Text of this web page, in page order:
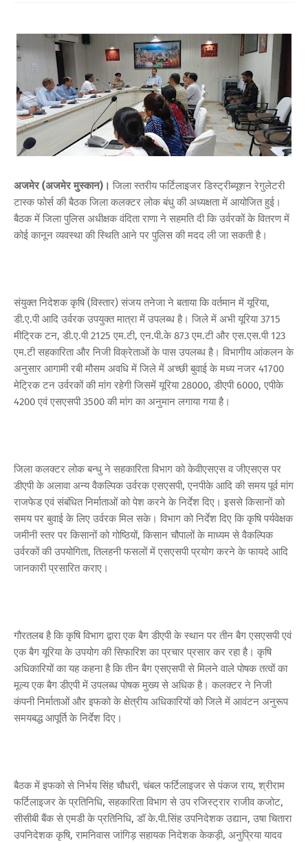
अजमेर (अजमेर मुस्कान)। जिला स्तरीय फर्टिलाइजर डिस्ट्रीब्यूशन रेगुलेटरी
टास्क फोर्स की बैठक जिला कलक्टर लोक बंधु की अध्यक्षता में आयोजित हुई।
बैठक में जिला पुलिस अधीक्षक वंदिता राणा ने सहमति दी कि उर्वरकों के वितरण में
कोई कानून व्यवस्था की स्थिति आने पर पुलिस की मदद ली जा सकती है।
संयुक्त निदेशक कृषि (विस्तार) संजय तनेजा ने बताया कि वर्तमान में यूरिया,
डी.ए.पी आदि उर्वरक उपयुक्त मात्रा में उपलब्ध है। जिले में अभी यूरिया 3715
मीट्रिक टन, डी.ए.पी 2125 एम.टी, एन.पी.के 873 एम.टी और एस.एस.पी 123
एम.टी सहकारिता और निजी विक्रेताओं के पास उपलब्ध है। विभागीय आंकलन के
अनुसार आगामी रबी मौसम अवधि में जिले में अच्छी बुवाई के मध्य नजर 41700
मेट्रिक टन उर्वरकों की मांग रहेगी जिसमें यूरिया 28000, डीएपी 6000, एपीके
4200 एवं एसएसपी 3500 की मांग का अनुमान लगाया गया है।
जिला कलक्टर लोक बन्धु ने सहकारिता विभाग को केवीएसएस व जीएसएस पर
डीएपी के अलावा अन्य वैकल्पिक उर्वरक एसएसपी, एनपीके आदि की समय पूर्व मांग
राजफेड एवं संबंधित निर्माताओं को पेश करने के निर्देश दिए। इससे किसानों को
समय पर बुवाई के लिए उर्वरक मिल सके। विभाग को निर्देश दिए कि कृषि पर्यवेक्षक
जमीनी स्तर पर किसानों को गोष्ठियों, किसान चौपालों के माध्यम से वैकल्पिक
उर्वरकों की उपयोगिता, तिलहनी फसलों में एसएसपी प्रयोग करने के फायदे आदि
जानकारी प्रसारित कराए।
गौरतलब है कि कृषि विभाग द्वारा एक बैग डीएपी के स्थान पर तीन बैग एसएसपी एवं
एक बैग यूरिया के उपयोग की सिफारिश का प्रचार प्रसार कर रहा है। कृषि
अधिकारियों का यह कहना है कि तीन बैग एसएसपी से मिलने वाले पोषक तत्वों का
मूल्य एक बैग डीएपी में उपलब्ध पोषक मुख्य से अधिक है। कलक्टर ने निजी
कंपनी निर्माताओं और इफको के क्षेत्रीय अधिकारियों को जिले में आवंटन अनुरूप
समयबद्ध आपूर्ति के निर्देश दिए।
बैठक में इफको से निर्भय सिंह चौधरी, चंबल फर्टिलाइजर से पंकज राय, श्रीराम
फर्टिलाइजर के प्रतिनिधि, सहकारिता विभाग से उप रजिस्ट्रार राजीव कजोट,
सीसीबी बैंक से एमडी के प्रतिनिधि, डॉ के.पी.सिंह उपनिदेशक उद्यान, उषा चितारा
उपनिदेशक कृषि, रामनिवास जांगिड़ सहायक निदेशक केकड़ी, अनुप्रिया यादव